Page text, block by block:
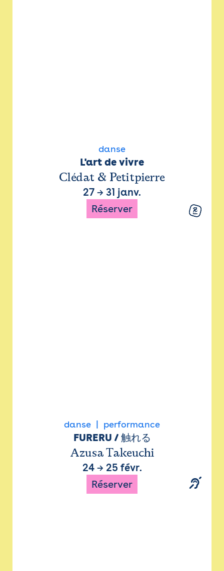
danse
L'art de vivre
Clédat & Petitpierre
27 → 31 janv.
Réserver
danse performance
FURERU / 触れる
Azusa Takeuchi
24→ 25 févr.
Réserver